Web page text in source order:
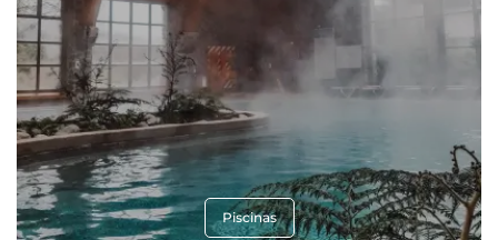
Piscinas